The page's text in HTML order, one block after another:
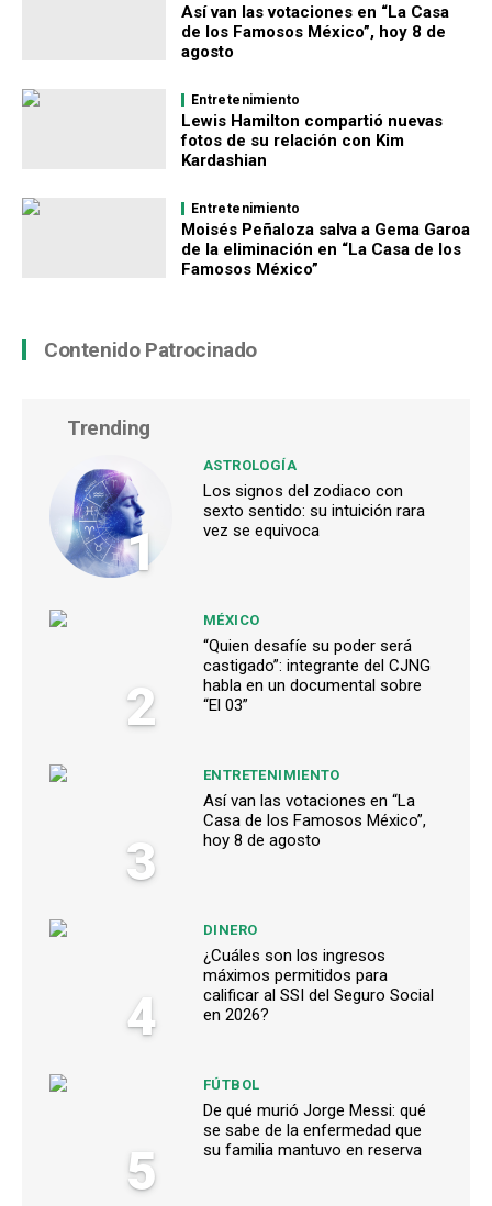
Así van las votaciones en “La Casa
de los Famosos México”, hoy 8 de
agosto
Entretenimiento
Lewis Hamilton compartió nuevas
fotos de su relación con Kim
Kardashian
Entretenimiento
Moisés Peñaloza salva a Gema Garoa
de la eliminación en “La Casa de los
Famosos México”
Contenido Patrocinado
Trending
1
ASTROLOGÍA
Los signos del zodiaco con
sexto sentido: su intuición rara
vez se equivoca
2
MÉXICO
“Quien desafíe su poder será
castigado”: integrante del CJNG
habla en un documental sobre
“El 03”
3
ENTRETENIMIENTO
Así van las votaciones en “La
Casa de los Famosos México”,
hoy 8 de agosto
4
DINERO
¿Cuáles son los ingresos
máximos permitidos para
calificar al SSI del Seguro Social
en 2026?
5
FÚTBOL
De qué murió Jorge Messi: qué
se sabe de la enfermedad que
su familia mantuvo en reserva